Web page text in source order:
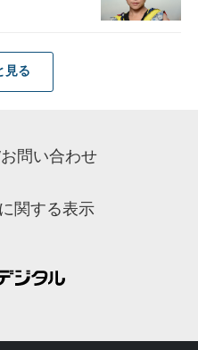
見る
問い合わせ
関する表示